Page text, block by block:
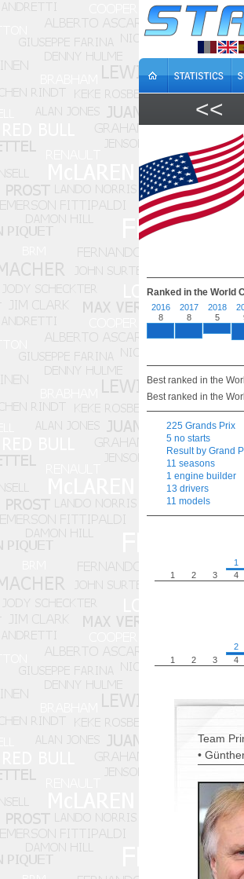
<<
Ranked in the World
2016
8
2017
8
2018
5
Best ranked in the
Best ranked in the
225 Grands Prix
5 no starts
Result by Grand
11 seasons
1 engine builder
13 drivers
11 models
1 2 3
1
4
1 2 3
2
4
Team
•